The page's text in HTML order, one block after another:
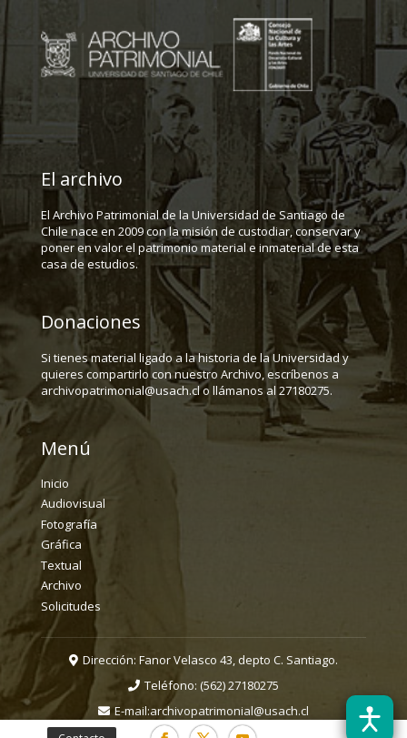
El archivo
El Archivo Patrimonial de la Universidad de Santiago de
Chile nace en 2009 con la misión de custodiar, conservar y
poner en valor el patrimonio material e inmaterial de esta
casa de estudios.
Donaciones
Si tienes material ligado a la historia de la Universidad y
quieres compartirlo con nuestro Archivo, escríbenos a
archivopatrimonial@usach.cl o llámanos al 27180275.
Menú
Inicio
Audiovisual
Fotografía
Gráfica
Textual
Archivo
Solicitudes
Dirección: Fanor Velasco 43, depto C. Santiago.
Teléfono: (562) 27180275
E-mail:archivopatrimonial@usach.cl